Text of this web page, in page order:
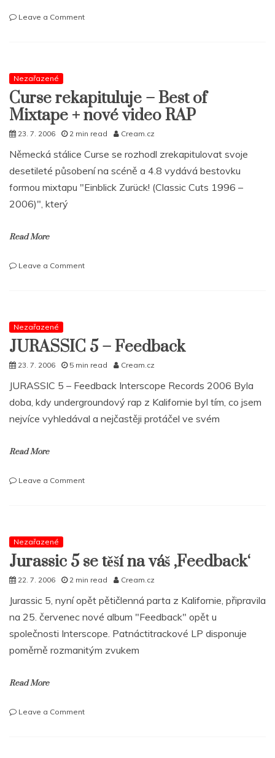
Leave a Commenton
v
Praze!!!
Nezařazené
Curse rekapituluje – Best of
Mixtape + nové video RAP
23. 7. 2006 2 min read Cream.cz
Německá stálice Curse se rozhodl zrekapitulovat svoje
desetileté působení na scéně a 4.8 vydává bestovku
formou mixtapu "Einblick Zurück! (Classic Cuts 1996 –
2006)", který
Read More
Leave a Commenton
Mixtape
+
nové
RAP
Nezařazené
JURASSIC 5 – Feedback
23. 7. 2006 5 min read Cream.cz
JURASSIC 5 – Feedback Interscope Records 2006 Byla
doba, kdy undergroundový rap z Kalifornie byl tím, co jsem
nejvíce vyhledával a nejčastěji protáčel ve svém
Read More
Leave a Commenton
Nezařazené
Jurassic 5 se těší na váš ‚Feedback‘
22. 7. 2006 2 min read Cream.cz
Jurassic 5, nyní opět pětičlenná parta z Kalifornie, připravila
na 25. červenec nové album "Feedback" opět u
společnosti Interscope. Patnáctitrackové LP disponuje
poměrně rozmanitým zvukem
Read More
Leave a Commenton